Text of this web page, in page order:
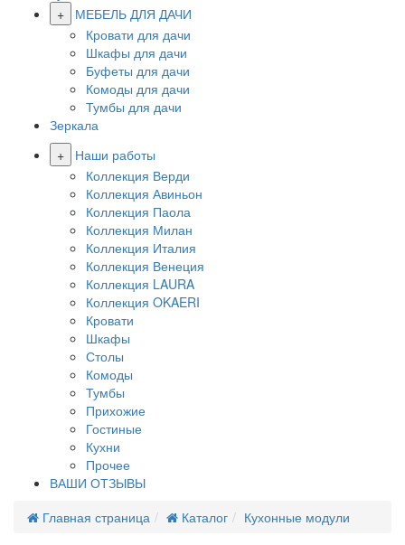
+
МЕБЕЛЬ ДЛЯ ДАЧИ
Кровати для дачи
Шкафы для дачи
Буфеты для дачи
Комоды для дачи
Тумбы для дачи
Зеркала
+
Наши работы
Коллекция Верди
Коллекция Авиньон
Коллекция Паола
Коллекция Милан
Коллекция Италия
Коллекция Венеция
Коллекция LAURA
Коллекция OKAERI
Кровати
Шкафы
Столы
Комоды
Тумбы
Прихожие
Гостиные
Кухни
Прочее
ВАШИ ОТЗЫВЫ
Главная страница
Каталог Кухонные модули